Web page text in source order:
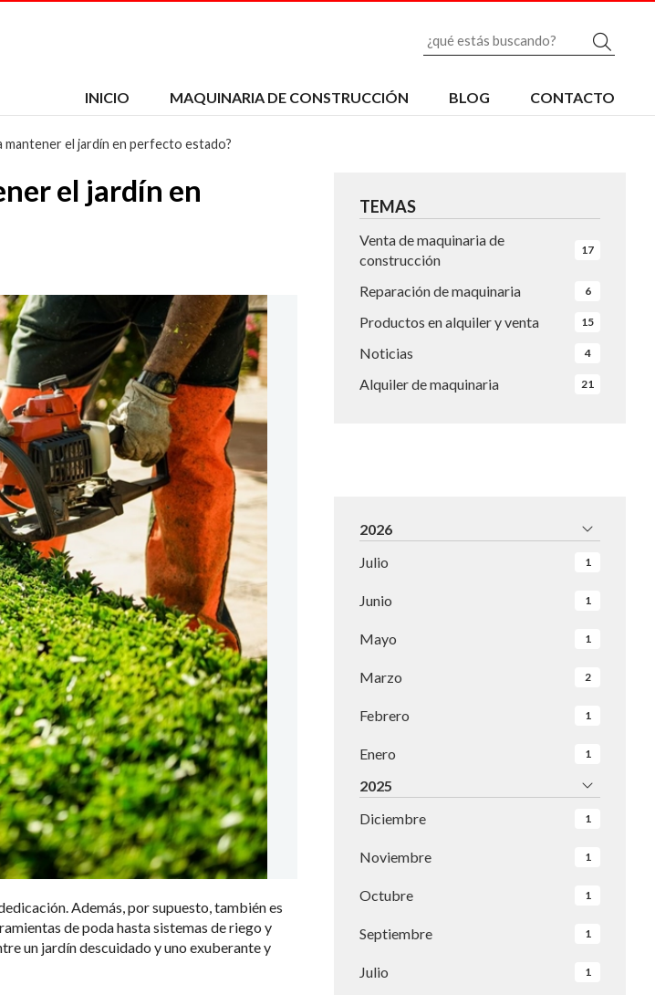
INICIO MAQUINARIA DE CONSTRUCCIÓN BLOG CONTACTO
mantener el jardín en perfecto estado?
TEMAS
Alquiler de maquinaria 21
Venta de maquinaria de
construcción
17
Reparación de maquinaria 6
Productos en alquiler y venta 15
Noticias 4
el jardín en
Además, por supuesto, también es
de poda hasta sistemas de riego y
un jardín descuidado y uno exuberante y
2026
Julio
1
Junio 1
Mayo 1
Marzo 2
Febrero 1
Enero 1
2025
Diciembre
1
Noviembre 1
Octubre 1
Septiembre 1
Julio 1